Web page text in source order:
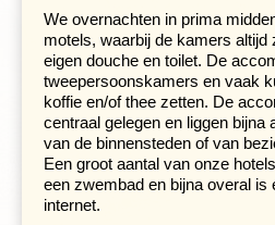
en kunnen we op eigen
Voor de natuur en
wat te bieden. De Cheekwood
daarin het Museum of Art is een
heeft onder andere een
beeldhouwwerken langs de
terwijl in het museum de
hedendaagse Amerikaanse
bewonderen.
We overnachten in prima
motels, waarbij de kamers altijd
eigen douche en toilet. De
tweepersoonskamers en vaak
koffie en/of thee zetten. De
centraal gelegen en liggen bijna
van de binnensteden of van
Een groot aantal van onze
een zwembad en bijna overal is
internet.